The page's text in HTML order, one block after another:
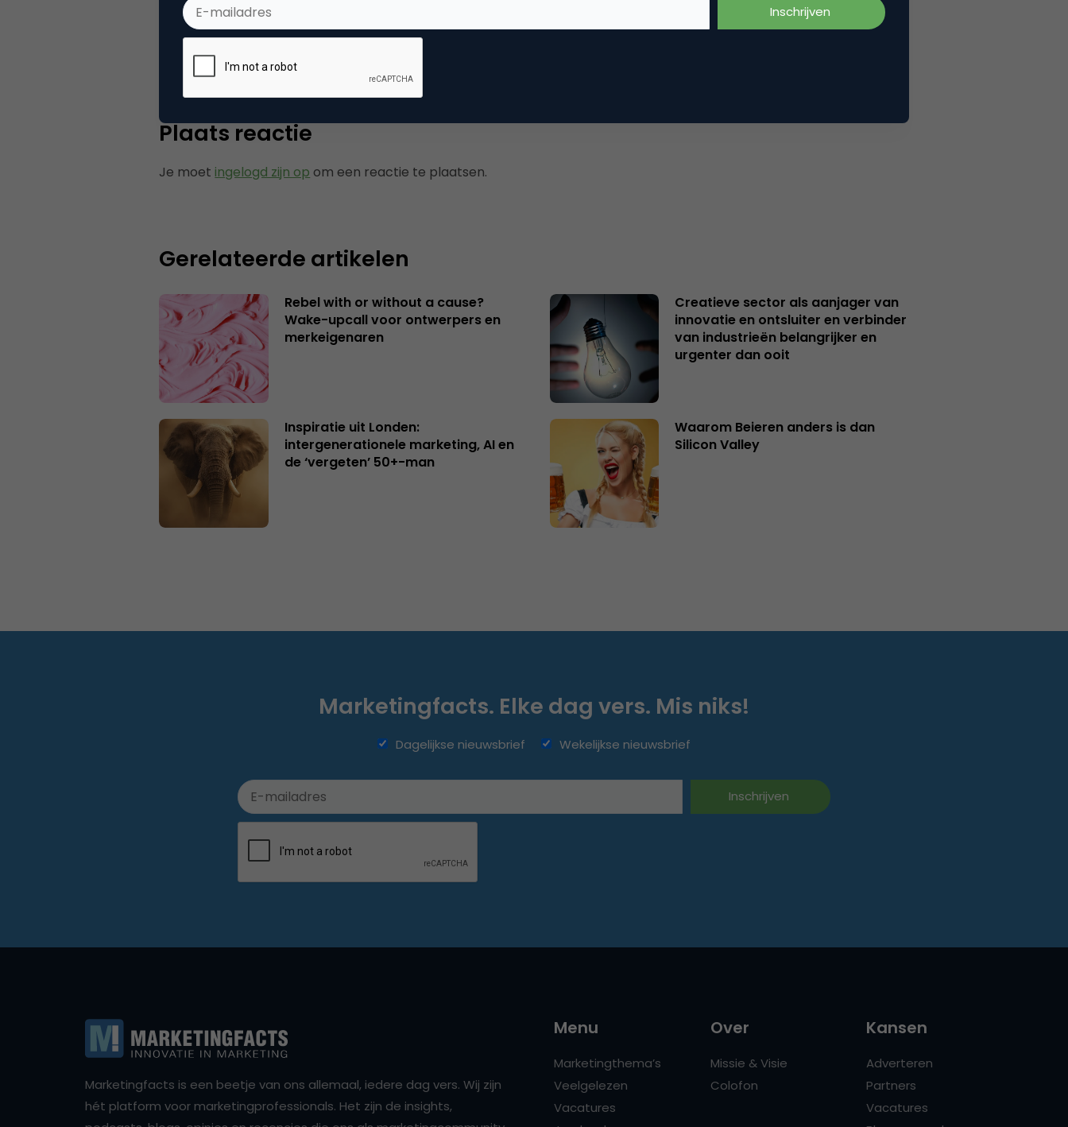
Plaats reactie
Je moet ingelogd zijn op om een reactie te plaatsen.
Gerelateerde artikelen
Rebel with or without a cause?
Wake-upcall voor ontwerpers en
merkeigenaren
Creatieve sector als aanjager van
innovatie en ontsluiter en verbinder
van industrieën belangrijker en
urgenter dan ooit
Inspiratie uit Londen:
intergenerationele marketing, AI en
de ‘vergeten’ 50+-man
Waarom Beieren anders is dan
Silicon Valley
Marketingfacts. Elke dag vers. Mis niks!
Dagelijkse nieuwsbrief Wekelijkse nieuwsbrief
Marketingfacts is een beetje van ons allemaal, iedere dag vers. Wij zijn
hét platform voor marketingprofessionals. Het zijn de insights,
Menu
Marketingthema’s
Veelgelezen
Vacatures
Over
Missie & Visie
Colofon
Kansen
Adverteren
Partners
Vacatures